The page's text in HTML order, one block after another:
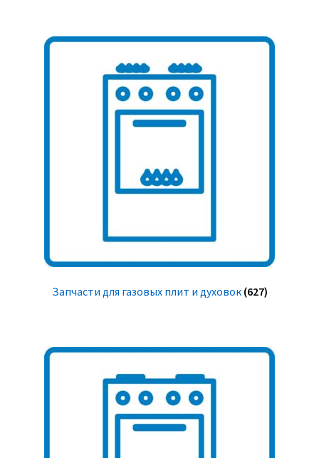
Запчасти для газовых плит и духовок (627)